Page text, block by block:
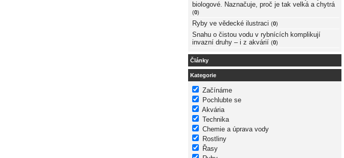
biologové. Naznačuje, proč je tak velká a chytrá
(0)
Ryby ve vědecké ilustraci (0)
Snahu o čistou vodu v rybnících komplikují
invazní druhy – i z akvárií (0)
Články
Kategorie
Začínáme
Pochlubte se
Akvária
Technika
Chemie a úprava vody
Rostliny
Řasy